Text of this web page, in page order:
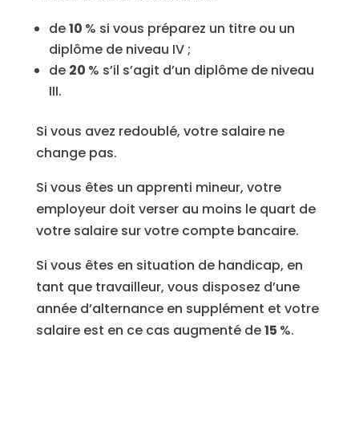
de10 % si vous préparez un titre ou un
diplôme de niveau IV ;
de 20 % s’il s’agit d’un diplôme de niveau
III.
Si vous avez redoublé, votre salaire ne
change pas.
Si vous êtes un apprenti mineur, votre
employeur doit verser au moins le quart de
votre salaire sur votre compte bancaire.
Si vous êtes en situation de handicap, en
tant que travailleur, vous disposez d’une
année d’alternance en supplément et votre
salaire est en ce cas augmenté de15 %.